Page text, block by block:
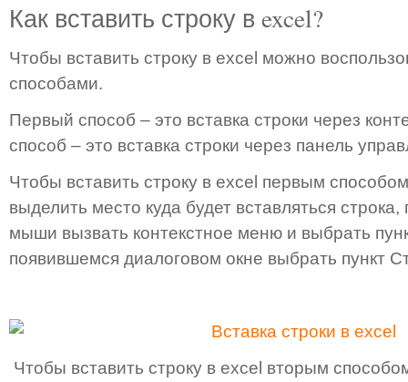
Как вставить строку в excel?
Чтобы вставить строку в excel можно
способами.
Первый способ – это вставка строки через
способ – это вставка строки через панель
Чтобы вставить строку в excel первым
выделить место куда будет вставляться строка,
мыши вызвать контекстное меню и выбрать
появившемся диалоговом окне выбрать пункт
Чтобы вставить строку в excel вторым